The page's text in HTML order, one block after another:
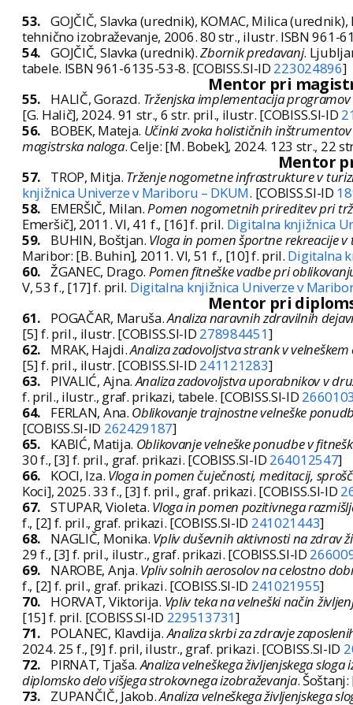
53. GOJČIČ, Slavka (urednik), KOMAC, Milica
tehnično izobraževanje, 2006. 80 str., ilustr. ISBN 961-
54. GOJČIČ, Slavka (urednik).Zbornik predavanj.
tabele. ISBN 961-6135-53-8. [COBISS.SI-ID 223024896]
Mentor pri
55. HALIČ, Gorazd. Trženjska implementacija
[G. Halič], 2024. 91 str., 6 str. pril., ilustr. [COBISS.SI-ID
56.
BOBEK, Mateja. Učinki zvoka holističnih
magistrska naloga. Celje: [M. Bobek], 2024. 123 str., 22
Mentor
57. TROP, Mitja. Trženje nogometne infrastrukture v
knjižnica Univerze v Mariboru – DKUM. [COBISS.SI-ID
58.
EMERŠIČ, Milan.Pomen nogometnih prireditev pri
Emeršič], 2011. VI, 41 f., [16] f. pril. Digitalna knjižnica
59.
BUHIN, Boštjan. Vloga in pomen športne rekreacije
Maribor: [B. Buhin], 2011. VI, 51 f., [10] f. pril. Digitalna
60. ŽGANEC, Drago. Pomen fitneške vadbe pri
V, 53 f., [17] f. pril. Digitalna knjižnica Univerze v
Mentor pri
61. POGAČAR, Maruša.Analiza naravnih zdravilnih
[5] f. pril., ilustr. [COBISS.SI-ID 278984451]
62.
MRAK, Hajdi.Analiza zadovoljstva strank v
[5] f. pril., ilustr. [COBISS.SI-ID 241121283]
63.
PIVALIĆ, Ajna.Analiza zadovoljstva uporabnikov v
f. pril., ilustr., graf. prikazi, tabele. [COBISS.SI-ID
64.
FERLAN, Ana. Oblikovanje trajnostne velneške
[COBISS.SI-ID 262429187]
65.
KABIĆ, Matija. Oblikovanje velneške ponudbe v
30 f., [3] f. pril., graf. prikazi. [COBISS.SI-ID 264012547]
66.
KOCI, Iza. Vloga in pomen čuječnosti, meditacij,
Koci], 2025. 33 f., [3] f. pril., graf. prikazi. [COBISS.SI-ID
67. STUPAR, Violeta. Vloga in pomen pozitivnega
f., [2] f. pril., graf. prikazi. [COBISS.SI-ID 241021443]
68.
NAGLIČ, Monika. Vpliv duševnih aktivnosti na zdrav
29 f., [3] f. pril., ilustr., graf. prikazi. [COBISS.SI-ID
69.
NAROBE, Anja. Vpliv solnih aerosolov na celostno
f., [2] f. pril., graf. prikazi. [COBISS.SI-ID 241021955]
70.
HORVAT, Viktorija. Vpliv teka na velneški način
[15] f. pril. [COBISS.SI-ID 229513731]
71.
POLANEC, Klavdija.Analiza skrbi za zdravje
2024. 25 f., [9] f. pril, ilustr., graf. prikazi. [COBISS.SI-ID
72.
PIRNAT, Tjaša.Analiza velneškega življenjskega
diplomsko delo višjega strokovnega izobraževanja.
73.
ZUPANČIČ, Jakob.Analiza velneškega življenjskega